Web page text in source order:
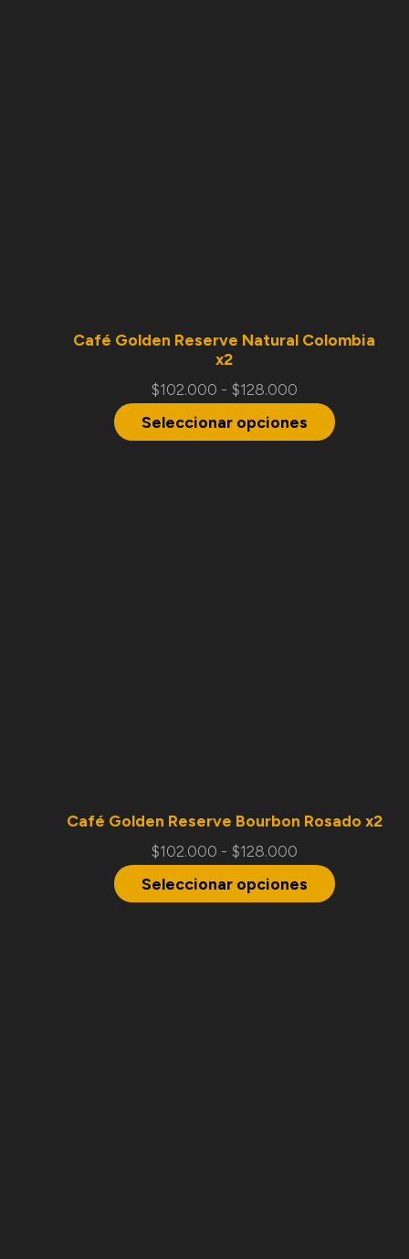
Café Golden Reserve Natural Colombia
x2
$102.000 - $128.000
Seleccionar opciones
Café Golden Reserve Bourbon Rosado x2
$102.000 - $128.000
Seleccionar opciones